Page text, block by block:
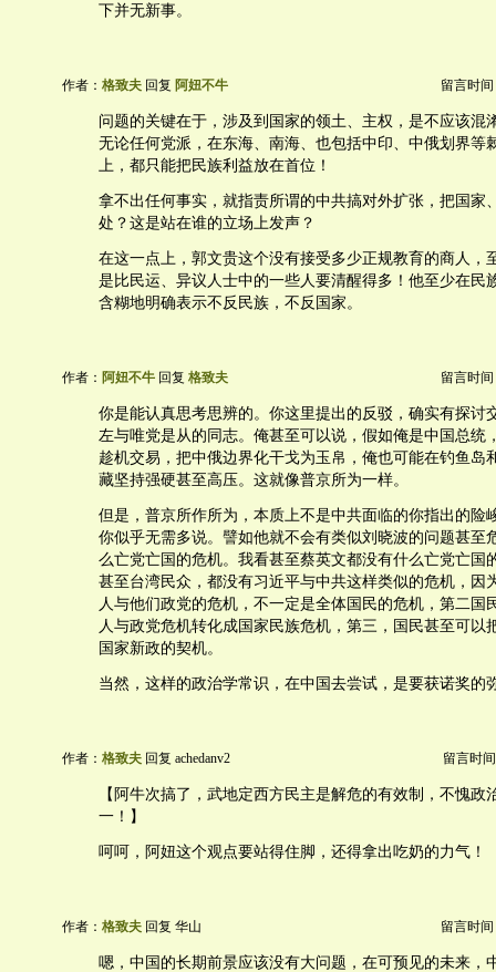
下并无新事。
作者： 格致夫 回复 阿妞不牛 留言时间
问题的关键在于，涉及到国家的领土、主权，是不应该混
无论任何党派，在东海、南海、也包括中印、中俄划界等
上，都只能把民族利益放在首位！
拿不出任何事实，就指责所谓的中共搞对外扩张，把国家
处？这是站在谁的立场上发声？
在这一点上，郭文贵这个没有接受多少正规教育的商人，
是比民运、异议人士中的一些人要清醒得多！他至少在民
含糊地明确表示不反民族，不反国家。
作者： 阿妞不牛 回复 格致夫 留言时间
你是能认真思考思辨的。你这里提出的反驳，确实有探讨
左与唯党是从的同志。俺甚至可以说，假如俺是中国总统
趁机交易，把中俄边界化干戈为玉帛，俺也可能在钓鱼岛
藏坚持强硬甚至高压。这就像普京所为一样。
但是，普京所作所为，本质上不是中共面临的你指出的险
你似乎无需多说。譬如他就不会有类似刘晓波的问题甚至
么亡党亡国的危机。我看甚至蔡英文都没有什么亡党亡国
甚至台湾民众，都没有习近平与中共这样类似的危机，因
人与他们政党的危机，不一定是全体国民的危机，第二国
人与政党危机转化成国家民族危机，第三，国民甚至可以
国家新政的契机。
当然，这样的政治学常识，在中国去尝试，是要获诺奖的
作者： 格致夫 回复 achedanv2 留言时
【阿牛次搞了，武地定西方民主是解危的有效制，不愧政
一！】
呵呵，阿妞这个观点要站得住脚，还得拿出吃奶的力气！
作者： 格致夫 回复 华山 留言时间
嗯，中国的长期前景应该没有大问题，在可预见的未来，